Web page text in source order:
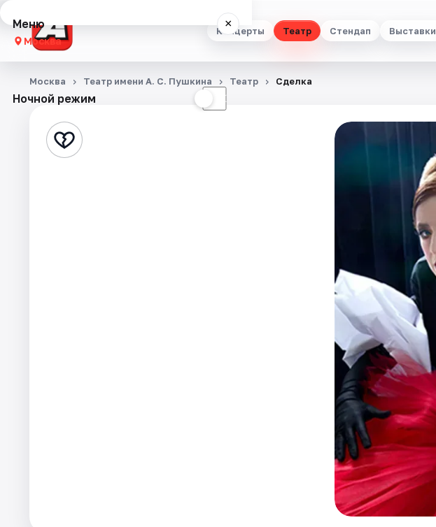
Концерты Театр Стендап Выставки
Меню ×
Москва
Концерты
Стендап
Ночной режим ☾
Москва Театр имени А. С. Пушкина Театр Сделка